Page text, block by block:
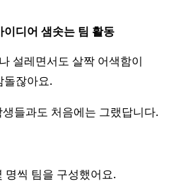
이디어 샘솟는 팀 활동
설레면서도 살짝 어색함이
돌잖아요.
들과도 처음에는 그랬답니다.
명씩 팀을 구성했어요.